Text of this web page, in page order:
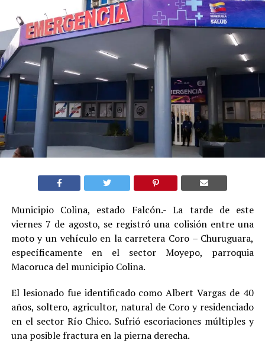
Municipio Colina, estado Falcón.- La tarde de este
viernes 7 de agosto, se registró una colisión entre una
moto y un vehículo en la carretera Coro – Churuguara,
específicamente en el sector Moyepo, parroquia
Macoruca del municipio Colina.
El lesionado fue identificado como Albert Vargas de 40
años, soltero, agricultor, natural de Coro y residenciado
en el sector Río Chico. Sufrió escoriaciones múltiples y
una posible fractura en la pierna derecha.